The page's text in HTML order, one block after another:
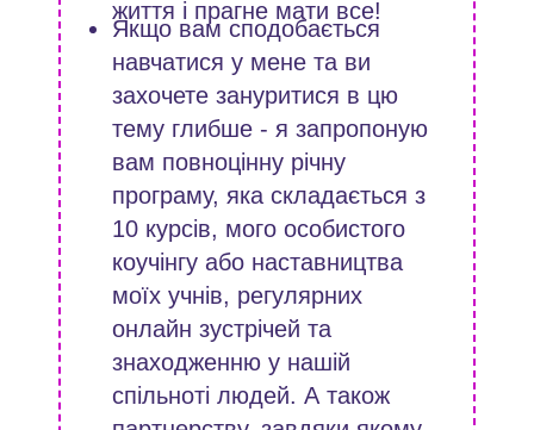
Якщо вам сподобається
навчатися у мене та ви
захочете зануритися в цю
тему глибше - я запропоную
вам повноцінну річну
програму, яка складається з
10 курсів, мого особистого
коучінгу або наставництва
моїх учнів, регулярних
онлайн зустрічей та
знаходженню у нашій
спільноті людей. А також
життя і прагне мати все!